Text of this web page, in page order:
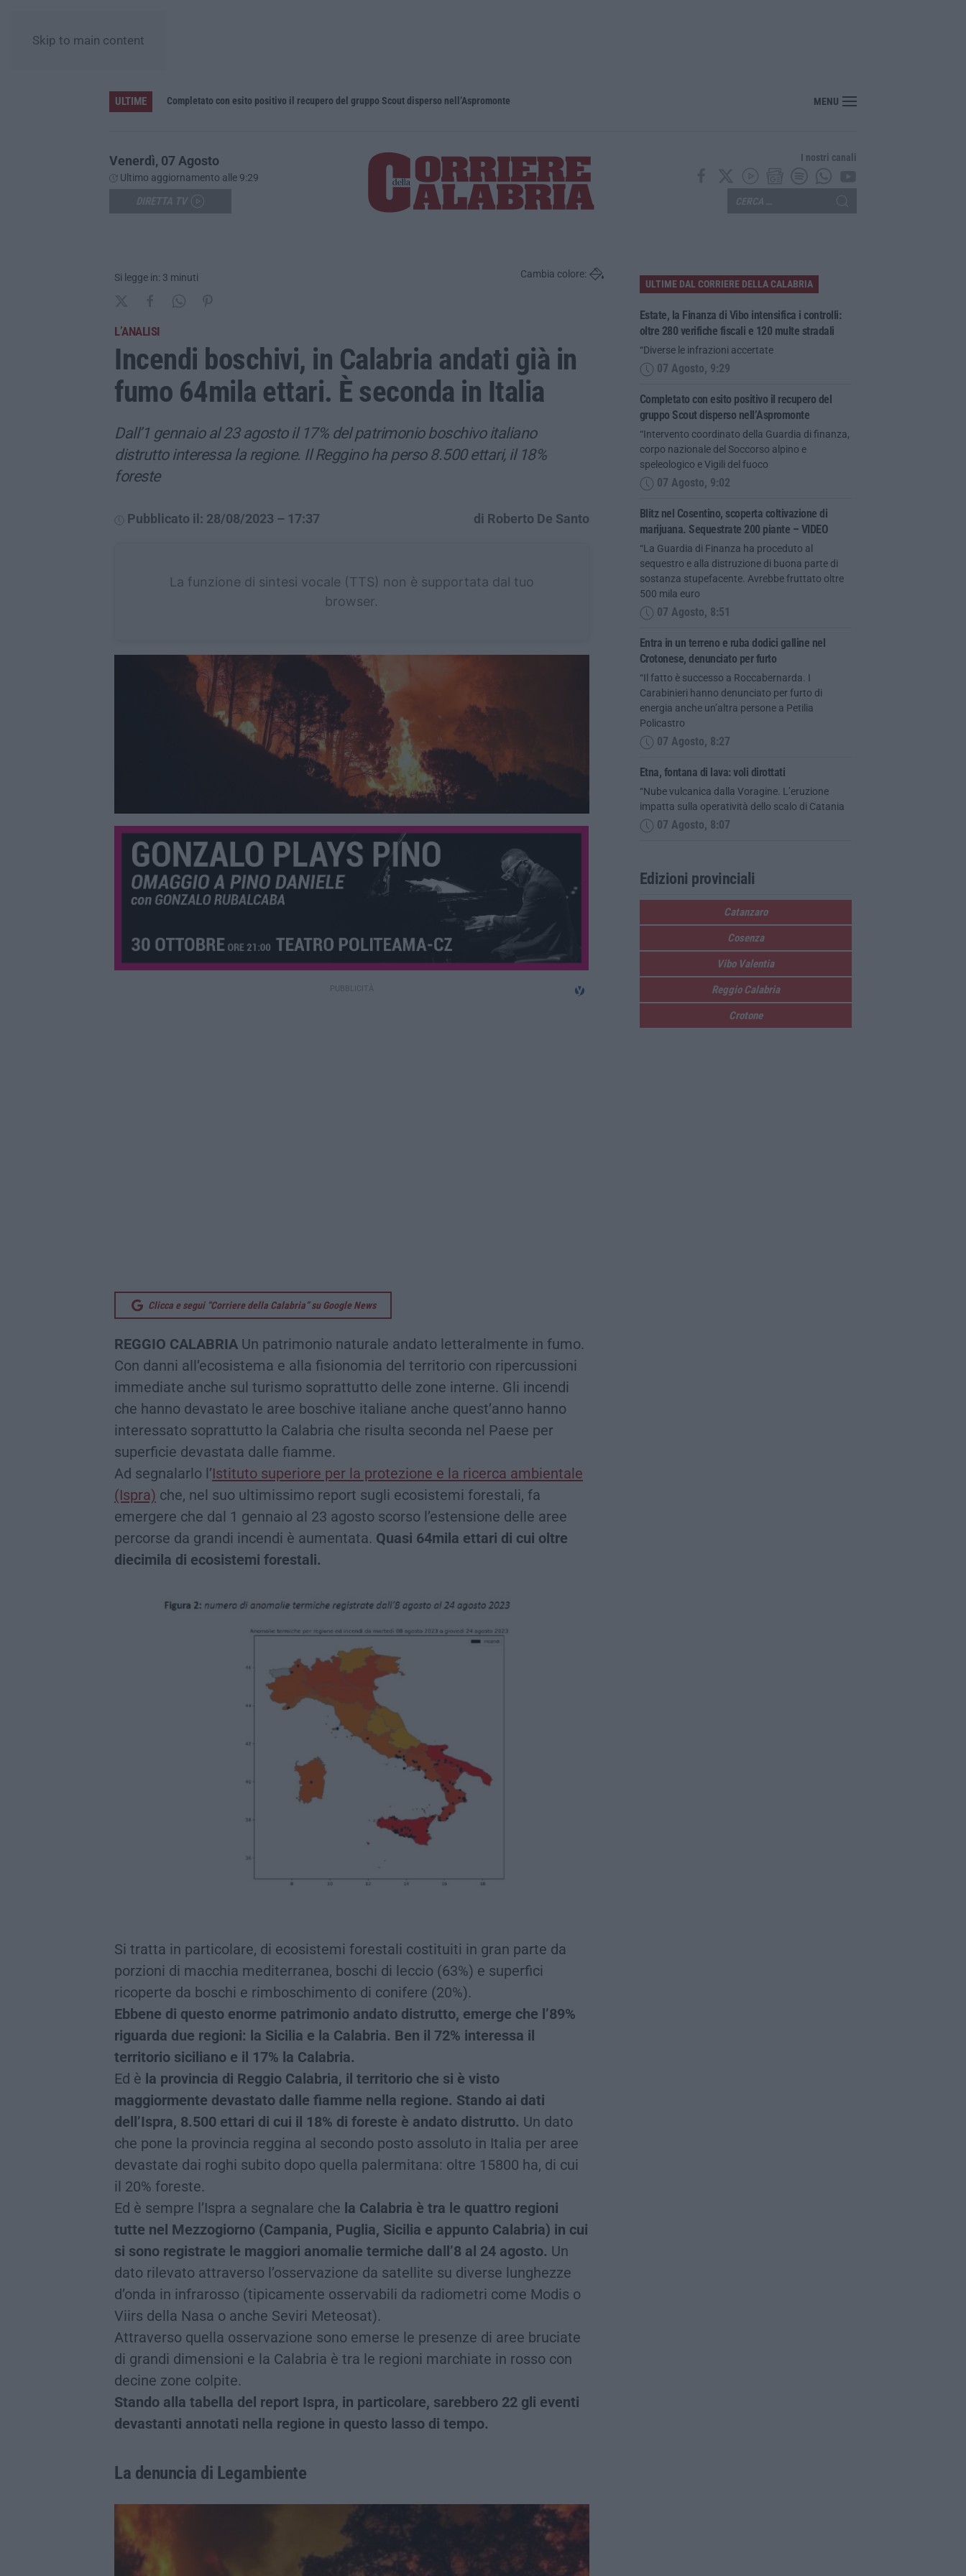
Skip to main content
ULTIME Completato con esito positivo il recupero del gruppo Scout disperso nell’Aspromonte Blitz nel Cosentino, scoperta coltivazione di marijuana. Sequestrate 200 piante – VIDEO
MENU
Venerdì, 07 Agosto
Ultimo aggiornamento alle 9:29
I nostri canali
Si legge in: 3 minuti Cambia colore:
L’ANALISI
Incendi boschivi, in Calabria andati già in
fumo 64mila ettari. È seconda in Italia
Dall’1 gennaio al 23 agosto il 17% del patrimonio boschivo italiano
distrutto interessa la regione. Il Reggino ha perso 8.500 ettari, il 18%
foreste
Pubblicato il: 28/08/2023 – 17:37 di Roberto De Santo
La funzione di sintesi vocale (TTS) non è supportata dal tuo
browser.
Clicca e segui “Corriere della Calabria” su Google News
REGGIO CALABRIA Un patrimonio naturale andato letteralmente in fumo.
Con danni all’ecosistema e alla fisionomia del territorio con ripercussioni
immediate anche sul turismo soprattutto delle zone interne. Gli incendi
che hanno devastato le aree boschive italiane anche quest’anno hanno
interessato soprattutto la Calabria che risulta seconda nel Paese per
superficie devastata dalle fiamme.
Ad segnalarlo l’Istituto superiore per la protezione e la ricerca ambientale
(Ispra) che, nel suo ultimissimo report sugli ecosistemi forestali, fa
emergere che dal 1 gennaio al 23 agosto scorso l’estensione delle aree
percorse da grandi incendi è aumentata. Quasi 64mila ettari di cui oltre
diecimila di ecosistemi forestali.
Si tratta in particolare, di ecosistemi forestali costituiti in gran parte da
porzioni di macchia mediterranea, boschi di leccio (63%) e superfici
ricoperte da boschi e rimboschimento di conifere (20%).
Ebbene di questo enorme patrimonio andato distrutto, emerge che l’89%
riguarda due regioni: la Sicilia e la Calabria. Ben il 72% interessa il
territorio siciliano e il 17% la Calabria.
Ed è la provincia di Reggio Calabria, il territorio che si è visto
maggiormente devastato dalle fiamme nella regione. Stando ai dati
dell’Ispra, 8.500 ettari di cui il 18% di foreste è andato distrutto. Un dato
che pone la provincia reggina al secondo posto assoluto in Italia per aree
devastate dai roghi subito dopo quella palermitana: oltre 15800 ha, di cui
il 20% foreste.
Ed è sempre l’Ispra a segnalare che la Calabria è tra le quattro regioni
tutte nel Mezzogiorno (Campania, Puglia, Sicilia e appunto Calabria) in cui
si sono registrate le maggiori anomalie termiche dall’8 al 24 agosto. Un
dato rilevato attraverso l’osservazione da satellite su diverse lunghezze
d’onda in infrarosso (tipicamente osservabili da radiometri come Modis o
Viirs della Nasa o anche Seviri Meteosat).
Attraverso quella osservazione sono emerse le presenze di aree bruciate
di grandi dimensioni e la Calabria è tra le regioni marchiate in rosso con
decine zone colpite.
Stando alla tabella del report Ispra, in particolare, sarebbero 22 gli eventi
devastanti annotati nella regione in questo lasso di tempo.
La denuncia di Legambiente
ULTIME DAL CORRIERE DELLA CALABRIA
Estate, la Finanza di Vibo intensifica i controlli:
oltre 280 verifiche fiscali e 120 multe stradali
“Diverse le infrazioni accertate
07 Agosto, 9:29
Completato con esito positivo il recupero del
gruppo Scout disperso nell’Aspromonte
“Intervento coordinato della Guardia di finanza,
corpo nazionale del Soccorso alpino e
speleologico e Vigili del fuoco
07 Agosto, 9:02
Blitz nel Cosentino, scoperta coltivazione di
marijuana. Sequestrate 200 piante – VIDEO
“La Guardia di Finanza ha proceduto al
sequestro e alla distruzione di buona parte di
sostanza stupefacente. Avrebbe fruttato oltre
500 mila euro
07 Agosto, 8:51
Entra in un terreno e ruba dodici galline nel
Crotonese, denunciato per furto
“Il fatto è successo a Roccabernarda. I
Carabinieri hanno denunciato per furto di
energia anche un’altra persone a Petilia
Policastro
07 Agosto, 8:27
Etna, fontana di lava: voli dirottati
“Nube vulcanica dalla Voragine. L’eruzione
impatta sulla operatività dello scalo di Catania
07 Agosto, 8:07
Edizioni provinciali
Catanzaro
Cosenza
Vibo Valentia
Reggio Calabria
Crotone